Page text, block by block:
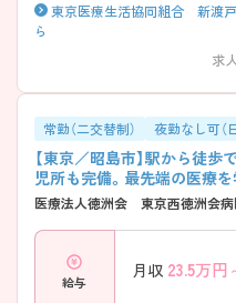
東京医療生活協同組合 新渡
ら
求
常勤（二交替制） 夜勤なし可（
【東京／昭島市】駅から徒歩
児所も完備。最先端の医療
医療法人徳洲会 東京西徳洲会
給与
月収 23.5万円